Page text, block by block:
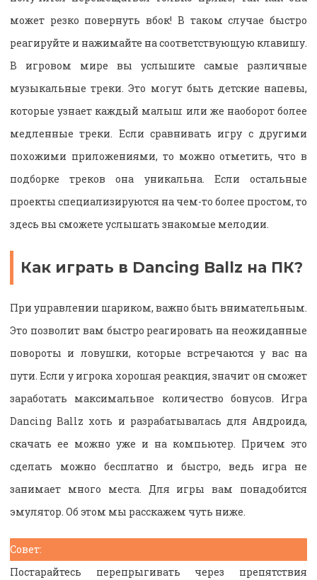
может резко повернуть вбок! В таком случае быстро
реагируйте и нажимайте на соответствующую клавишу.
В игровом мире вы услышите самые различные
музыкальные треки. Это могут быть детские напевы,
которые узнает каждый малыш или же наоборот более
медленные треки. Если сравнивать игру с другими
похожими приложениями, то можно отметить, что в
подборке треков она уникальна. Если остальные
проекты специализируются на чем-то более простом, то
здесь вы сможете услышать знакомые мелодии.
Как играть в Dancing Ballz на ПК?
При управлении шариком, важно быть внимательным.
Это позволит вам быстро реагировать на неожиданные
повороты и ловушки, которые встречаются у вас на
пути. Если у игрока хорошая реакция, значит он сможет
заработать максимальное количество бонусов. Игра
Dancing Ballz хоть и разрабатывалась для Андроида,
скачать ее можно уже и на компьютер. Причем это
сделать можно бесплатно и быстро, ведь игра не
занимает много места. Для игры вам понадобится
эмулятор. Об этом мы расскажем чуть ниже.
Совет:
Постарайтесь перепрыгивать через препятствия